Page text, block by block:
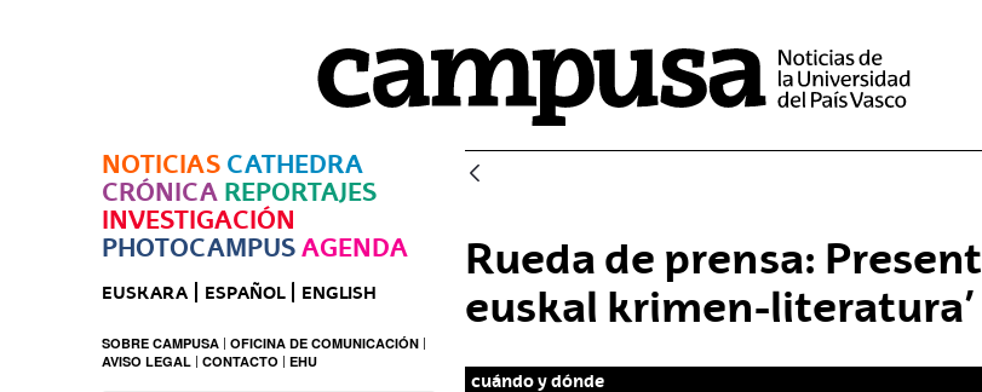
NOTICIAS CATHEDRA
CRÓNICA REPORTAJES
INVESTIGACIÓN
PHOTOCAMPUS AGENDA
EUSKARA ESPAÑOL ENGLISH
SOBRE CAMPUSA OFICINA DE COMUNICACIÓN
AVISO LEGAL CONTACTO EHU
Rueda de prensa:
euskal krimen-literatura’
cuándo y dónde